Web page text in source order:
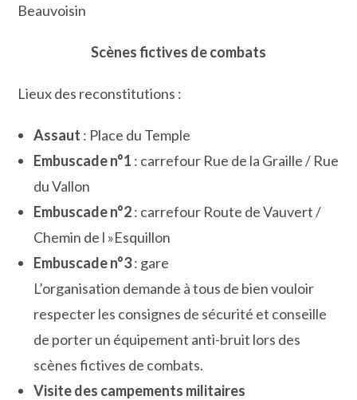
Beauvoisin
Scènes fictives de combats
Lieux des reconstitutions :
Assaut : Place du Temple
Embuscade n°1 : carrefour Rue de la Graille / Rue
du Vallon
Embuscade n°2: carrefour Route de Vauvert /
Chemin de l »Esquillon
Embuscade n°3: gare
L’organisation demande à tous de bien vouloir
respecter les consignes de sécurité et conseille
de porter un équipement anti-bruit lors des
scènes fictives de combats.
Visite des campements militaires